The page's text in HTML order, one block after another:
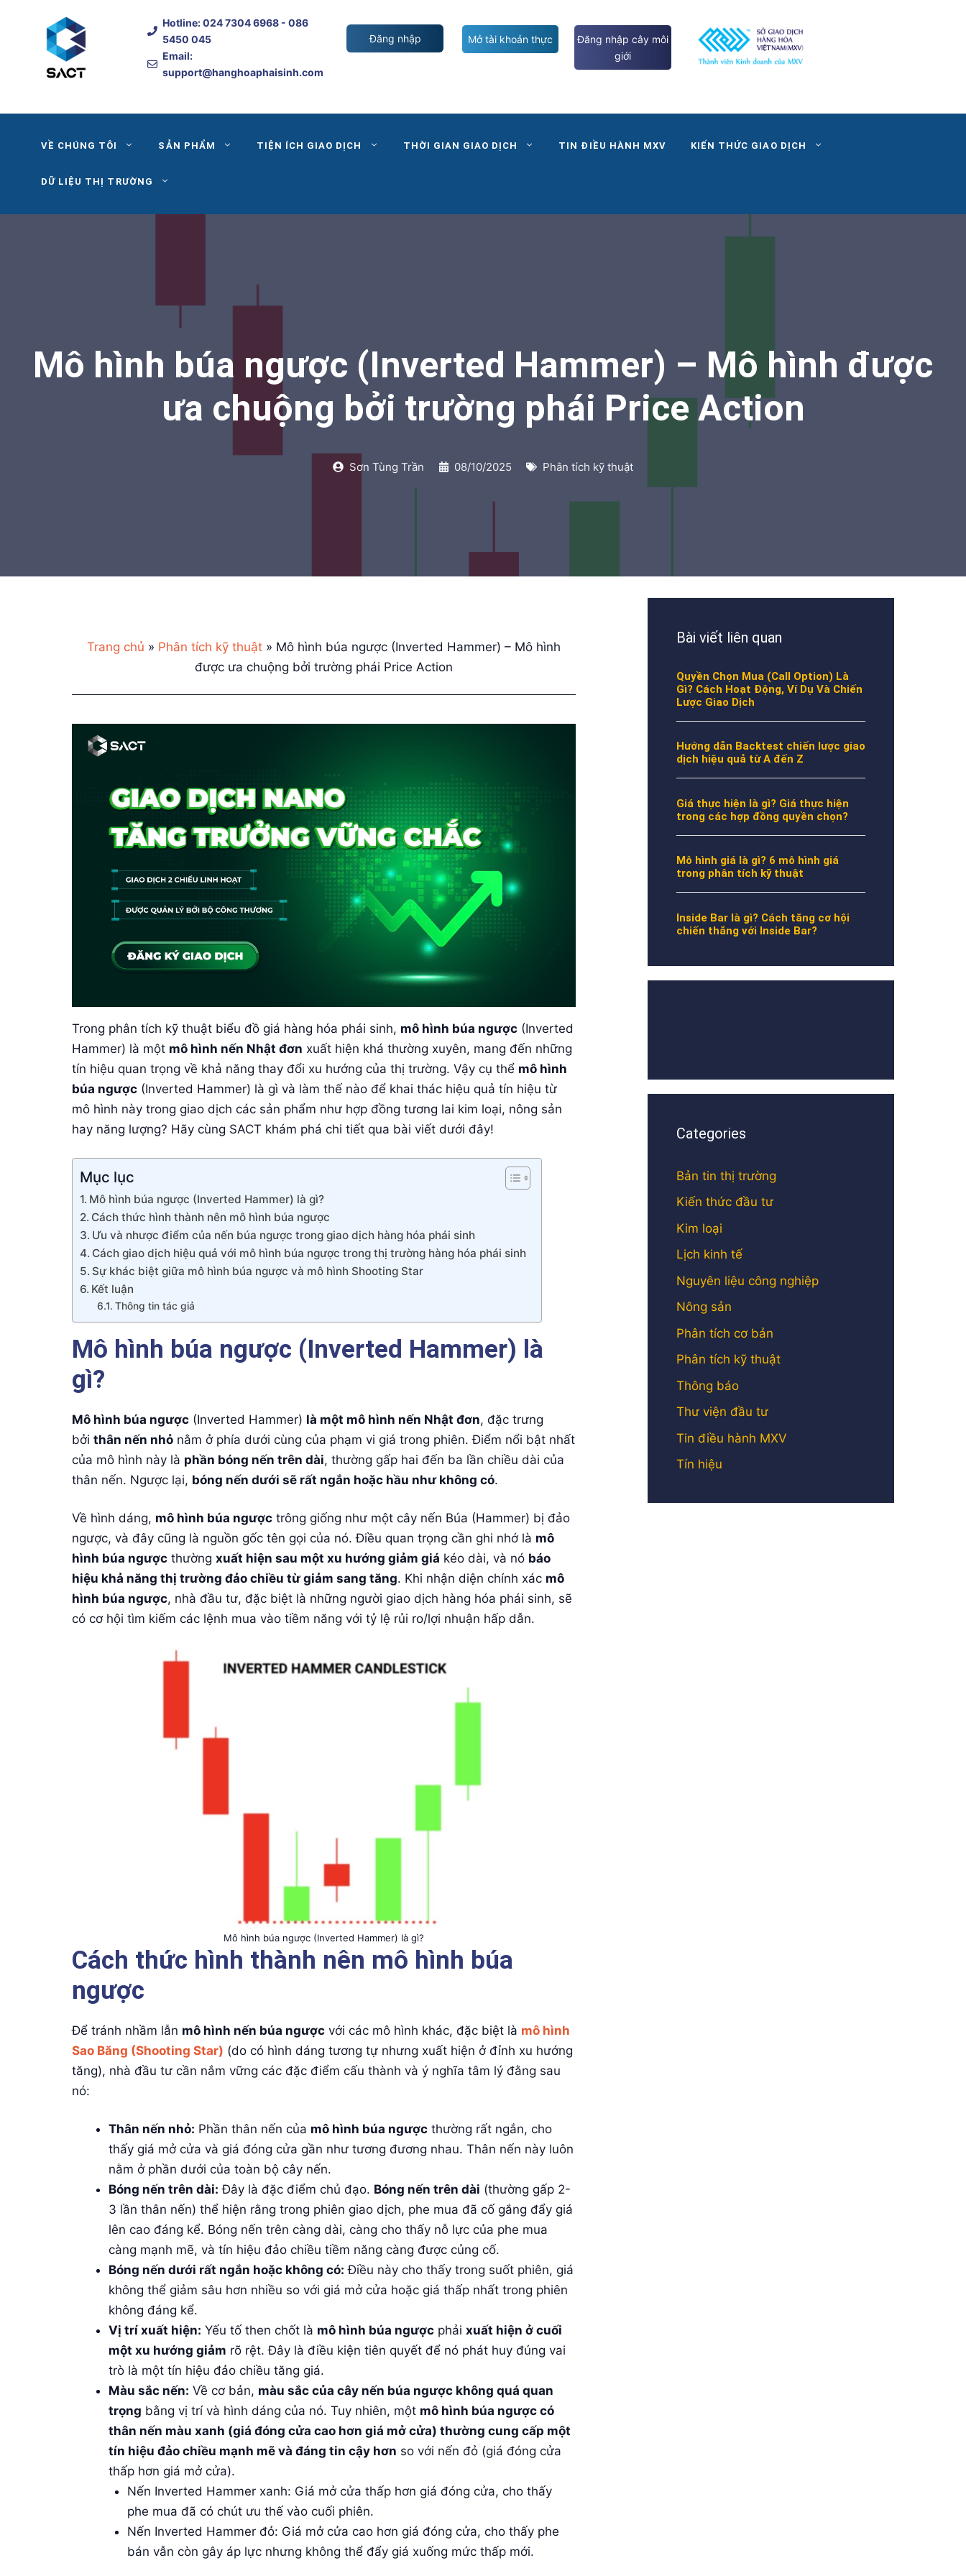
Hotline:024 7304 6968 - 086
5450 045
Email:
support@hanghoaphaisinh.com
Đăng nhập Mở tài khoản thực
Đăng nhập cây môi
giới
VỀ CHÚNG TÔI SẢN PHẨM TIỆN ÍCH GIAO DỊCH THỜI GIAN GIAO DỊCH TIN ĐIỀU HÀNH MXV KIẾN THỨC GIAO DỊCH
DỮ LIỆU THỊ TRƯỜNG
Mô hình búa ngược (Inverted Hammer) – Mô hình được
ưa chuộng bởi trường phái Price Action
Sơn Tùng Trần 08/10/2025 Phân tích kỹ thuật
Trang chủ » Phân tích kỹ thuật» Mô hình búa ngược (Inverted Hammer) – Mô hình
được ưa chuộng bởi trường phái Price Action
Trong phân tích kỹ thuật biểu đồ giá hàng hóa phái sinh, mô hình búa ngược (Inverted
Hammer) là một mô hình nến Nhật đơn xuất hiện khá thường xuyên, mang đến những
tín hiệu quan trọng về khả năng thay đổi xu hướng của thị trường. Vậy cụ thể mô hình
búa ngược (Inverted Hammer) là gì và làm thế nào để khai thác hiệu quả tín hiệu từ
mô hình này trong giao dịch các sản phẩm như hợp đồng tương lai kim loại, nông sản
hay năng lượng? Hãy cùng SACT khám phá chi tiết qua bài viết dưới đây!
Mục lục
Mô hình búa ngược (Inverted Hammer) là gì?
Cách thức hình thành nên mô hình búa ngược
Ưu và nhược điểm của nến búa ngược trong giao dịch hàng hóa phái sinh
Cách giao dịch hiệu quả với mô hình búa ngược trong thị trường hàng hóa phái sinh
Sự khác biệt giữa mô hình búa ngược và mô hình Shooting Star
Kết luận
Thông tin tác giả
Mô hình búa ngược (Inverted Hammer) là
gì?
Mô hình búa ngược (Inverted Hammer) là một mô hình nến Nhật đơn, đặc trưng
bởi thân nến nhỏ nằm ở phía dưới cùng của phạm vi giá trong phiên. Điểm nổi bật nhất
của mô hình này là phần bóng nến trên dài, thường gấp hai đến ba lần chiều dài của
thân nến. Ngược lại, bóng nến dưới sẽ rất ngắn hoặc hầu như không có.
Về hình dáng, mô hình búa ngược trông giống như một cây nến Búa (Hammer) bị đảo
ngược, và đây cũng là nguồn gốc tên gọi của nó. Điều quan trọng cần ghi nhớ là mô
hình búa ngược thường xuất hiện sau một xu hướng giảm giá kéo dài, và nó báo
hiệu khả năng thị trường đảo chiều từ giảm sang tăng. Khi nhận diện chính xác mô
hình búa ngược, nhà đầu tư, đặc biệt là những người giao dịch hàng hóa phái sinh, sẽ
có cơ hội tìm kiếm các lệnh mua vào tiềm năng với tỷ lệ rủi ro/lợi nhuận hấp dẫn.
Mô hình búa ngược (Inverted Hammer) là gì?
Cách thức hình thành nên mô hình búa
ngược
Để tránh nhầm lẫn mô hình nến búa ngược với các mô hình khác, đặc biệt là mô hình
Sao Băng (Shooting Star) (do có hình dáng tương tự nhưng xuất hiện ở đỉnh xu hướng
tăng), nhà đầu tư cần nắm vững các đặc điểm cấu thành và ý nghĩa tâm lý đằng sau
nó:
Thân nến nhỏ: Phần thân nến của mô hình búa ngược thường rất ngắn, cho
thấy giá mở cửa và giá đóng cửa gần như tương đương nhau. Thân nến này luôn
nằm ở phần dưới của toàn bộ cây nến.
Bóng nến trên dài: Đây là đặc điểm chủ đạo. Bóng nến trên dài (thường gấp 2-
3 lần thân nến) thể hiện rằng trong phiên giao dịch, phe mua đã cố gắng đẩy giá
lên cao đáng kể. Bóng nến trên càng dài, càng cho thấy nỗ lực của phe mua
càng mạnh mẽ, và tín hiệu đảo chiều tiềm năng càng được củng cố.
Bóng nến dưới rất ngắn hoặc không có: Điều này cho thấy trong suốt phiên, giá
không thể giảm sâu hơn nhiều so với giá mở cửa hoặc giá thấp nhất trong phiên
không đáng kể.
Vị trí xuất hiện: Yếu tố then chốt là mô hình búa ngược phải xuất hiện ở cuối
một xu hướng giảm rõ rệt. Đây là điều kiện tiên quyết để nó phát huy đúng vai
trò là một tín hiệu đảo chiều tăng giá.
Màu sắc nến: Về cơ bản, màu sắc của cây nến búa ngược không quá quan
trọng bằng vị trí và hình dáng của nó. Tuy nhiên, một mô hình búa ngược có
thân nến màu xanh (giá đóng cửa cao hơn giá mở cửa) thường cung cấp một
tín hiệu đảo chiều mạnh mẽ và đáng tin cậy hơn so với nến đỏ (giá đóng cửa
thấp hơn giá mở cửa).
Nến Inverted Hammer xanh: Giá mở cửa thấp hơn giá đóng cửa, cho thấy
phe mua đã có chút ưu thế vào cuối phiên.
Nến Inverted Hammer đỏ: Giá mở cửa cao hơn giá đóng cửa, cho thấy phe
bán vẫn còn gây áp lực nhưng không thể đẩy giá xuống mức thấp mới.
Bài viết liên quan
Quyền Chọn Mua (Call Option) Là
Gì? Cách Hoạt Động, Ví Dụ Và Chiến
Lược Giao Dịch
Hướng dẫn Backtest chiến lược giao
dịch hiệu quả từ A đến Z
Giá thực hiện là gì? Giá thực hiện
trong các hợp đồng quyền chọn?
Mô hình giá là gì? 6 mô hình giá
trong phân tích kỹ thuật
Inside Bar là gì? Cách tăng cơ hội
chiến thắng với Inside Bar?
Categories
Bản tin thị trường
Kiến thức đầu tư
Kim loại
Lịch kinh tế
Nguyên liệu công nghiệp
Nông sản
Phân tích cơ bản
Phân tích kỹ thuật
Thông báo
Thư viện đầu tư
Tin điều hành MXV
Tín hiệu